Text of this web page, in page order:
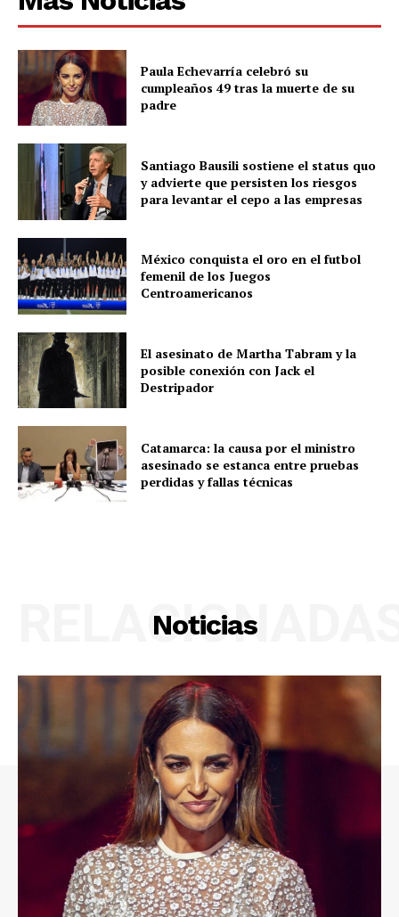
Paula Echevarría celebró su
cumpleaños 49 tras la muerte de su
padre
Santiago Bausili sostiene el status quo
y advierte que persisten los riesgos
para levantar el cepo a las empresas
México conquista el oro en el futbol
femenil de los Juegos
Centroamericanos
El asesinato de Martha Tabram y la
posible conexión con Jack el
Destripador
Catamarca: la causa por el ministro
asesinado se estanca entre pruebas
perdidas y fallas técnicas
Noticias